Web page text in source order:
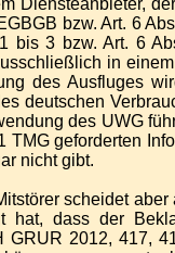
Diensteanbieter,
bzw. Art. 6
bis 3 bzw. Art. 6
in
des Ausfluges
deutschen
des UWG
TMG geforderten
nicht gibt.
scheidet
hat, dass der
GRUR 2012, 417,